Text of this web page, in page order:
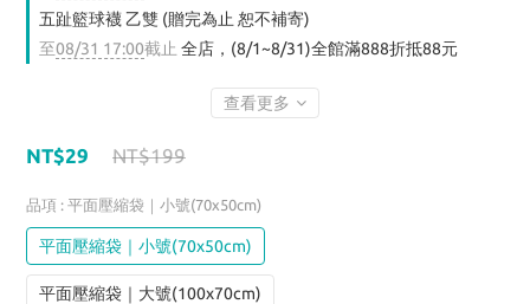
五趾籃球襪 乙雙 (贈完為止 恕不補寄)
至08/31 17:00截止 全店，(8/1~8/31)全館滿888折抵88元
查看更多
NT$199
NT$29
品項 : 平面壓縮袋｜小號(70x50cm)
平面壓縮袋｜小號(70x50cm)
平面壓縮袋｜大號(100x70cm)